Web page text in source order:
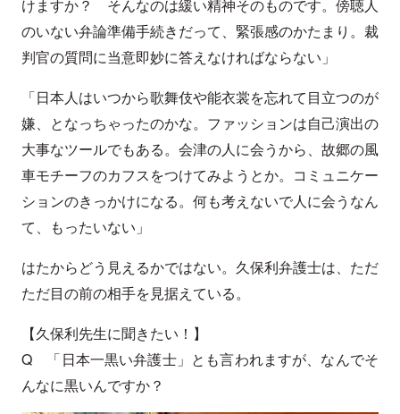
けますか？ そんなのは緩い精神そのものです。傍聴人
のいない弁論準備手続きだって、緊張感のかたまり。裁
判官の質問に当意即妙に答えなければならない」
「日本人はいつから歌舞伎や能衣裳を忘れて目立つのが
嫌、となっちゃったのかな。ファッションは自己演出の
大事なツールでもある。会津の人に会うから、故郷の風
車モチーフのカフスをつけてみようとか。コミュニケー
ションのきっかけになる。何も考えないで人に会うなん
て、もったいない」
はたからどう見えるかではない。久保利弁護士は、ただ
ただ目の前の相手を見据えている。
【久保利先生に聞きたい！】
Q 「日本一黒い弁護士」とも言われますが、なんでそ
んなに黒いんですか？